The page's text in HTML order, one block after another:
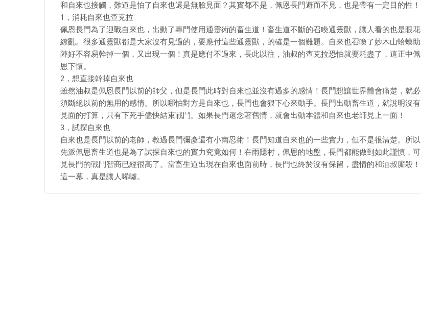
和自來也接觸，難道是怕了自來也還是無臉見面？其實都不是，佩恩長門避而不見，也是帶有一定目的性！
1，消耗自來也查克拉
佩恩長門為了迎戰自來也，出動了專門使用通靈術的畜生道！畜生道不斷的召喚通靈獸，讓人看的也是眼花
繚亂。很多通靈獸都是大家沒有見過的，要應付這些通靈獸，的確是一個難題。自來也召喚了妙木山蛤蟆助
陣好不容易幹掉一個，又出現一個！真是應付不過來，長此以往，油叔的查克拉恐怕就要耗盡了，這正中佩
恩下懷。
2，想直接幹掉自來也
雖然油叔是佩恩長門以前的師父，但是長門此時對自來也並沒有過多的感情！長門想讓世界體會痛楚，就必
須斷絕以前的無用的感情。所以哪怕對方是自來也，長門也會狠下心來動手。長門出動畜生道，就說明沒有
見面的打算，只有下死手儘快結束戰鬥。如果長門還念著舊情，就會出動本體和自來也老師見上一面！
3，試探自來也
自來也是長門以前的老師，教過長門彌彥還有小南忍術！長門知道自來也的一些實力，但不是很清楚。所以
先派佩恩畜生道也是為了試探自來也的實力究竟如何！在雨隱村，佩恩的地盤，長門都能做到如此謹慎，可
見長門的戰鬥智商已經很高了。當畜生道出現在自來也面前時，長門也終於沒有保留，盡情的和油叔廝殺！
這一幕，真是讓人唏噓。